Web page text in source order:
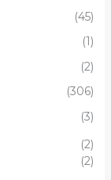
(45)
(1)
(2)
(306)
(3)
(2)
(2)